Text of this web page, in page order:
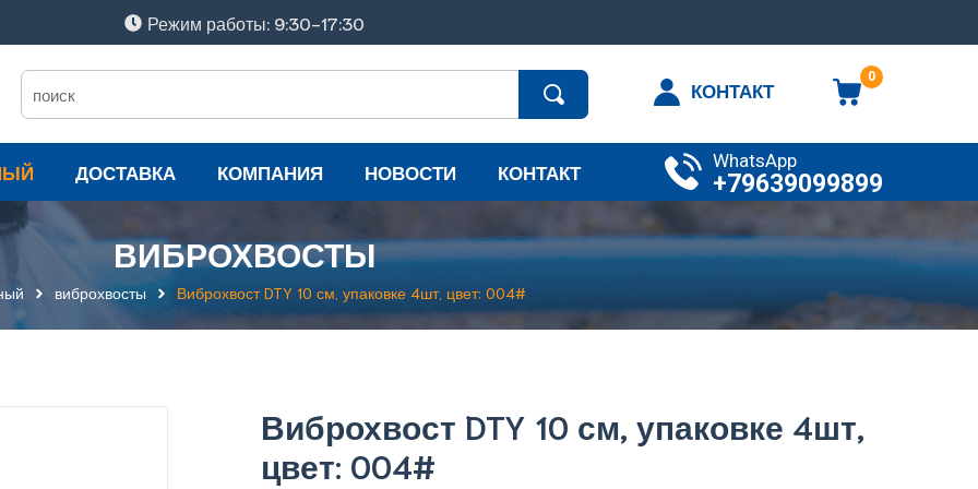
Режим работы: 9:30-17:30
0
КОНТАКТ
ДОСТАВКА КОМПАНИЯ НОВОСТИ КОНТАКТ WhatsApp
+79639099899
ВИБРОХВОСТЫ
виброхвосты Виброхвост DTY 10 см, упаковке 4шт, цвет: 004#
Виброхвост DTY 10 см, упаковке 4шт,
цвет: 004#